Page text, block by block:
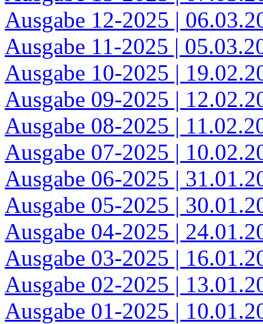
Ausgabe 12-2025 |
Ausgabe 11-2025 |
Ausgabe 10-2025 |
Ausgabe 09-2025 |
Ausgabe 08-2025 |
Ausgabe 07-2025 |
Ausgabe 06-2025 |
Ausgabe 05-2025 |
Ausgabe 04-2025 |
Ausgabe 03-2025 |
Ausgabe 02-2025 |
Ausgabe 01-2025 |